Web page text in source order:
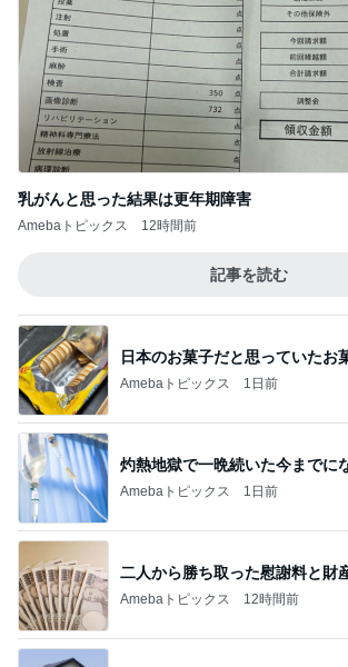
乳がんと思った結果は更年期障害
Amebaトピックス 12時間前
記事を読む
日本のお菓子だと思っていたお
Amebaトピックス 1日前
灼熱地獄で一晩続いた今までに
Amebaトピックス 1日前
二人から勝ち取った慰謝料と財
Amebaトピックス 12時間前